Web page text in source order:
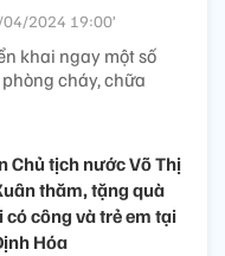
2024 19:00’
khai ngay một số
cháy, chữa
Chủ tịch nước Võ Thị
thăm, tặng quà
có công và trẻ em tại
Hóa